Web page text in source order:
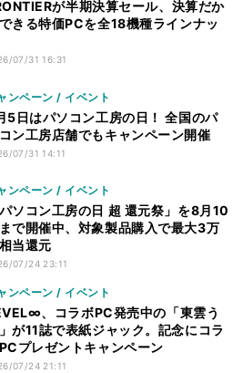
が半期決算セール、決算だか
きる特価PCを全18機種ラインナッ
07/31 16:31
ンペーン / イベント
5日はパソコン工房の日！ 全国のパ
ン工房店舗でもキャンペーン開催
07/31 14:11
ンペーン / イベント
パソコン工房の日 超 還元祭」を8月10
で開催中、対象製品購入で最大3万
当還元
07/24 23:11
ンペーン / イベント
、コラボPC発売中の「東雲う
が11誌で表紙ジャック。記念にコラ
プレゼントキャンペーン
07/24 21:11